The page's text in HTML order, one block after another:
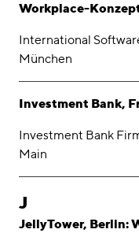
Workplace-
International
München
Investment Bank,
Investment Bank
Main
J
JellyTower, Berlin: